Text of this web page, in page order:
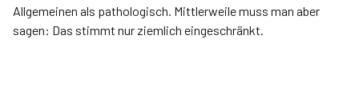
Allgemeinen als pathologisch. Mittlerweile muss man aber
sagen: Das stimmt nur ziemlich eingeschränkt.